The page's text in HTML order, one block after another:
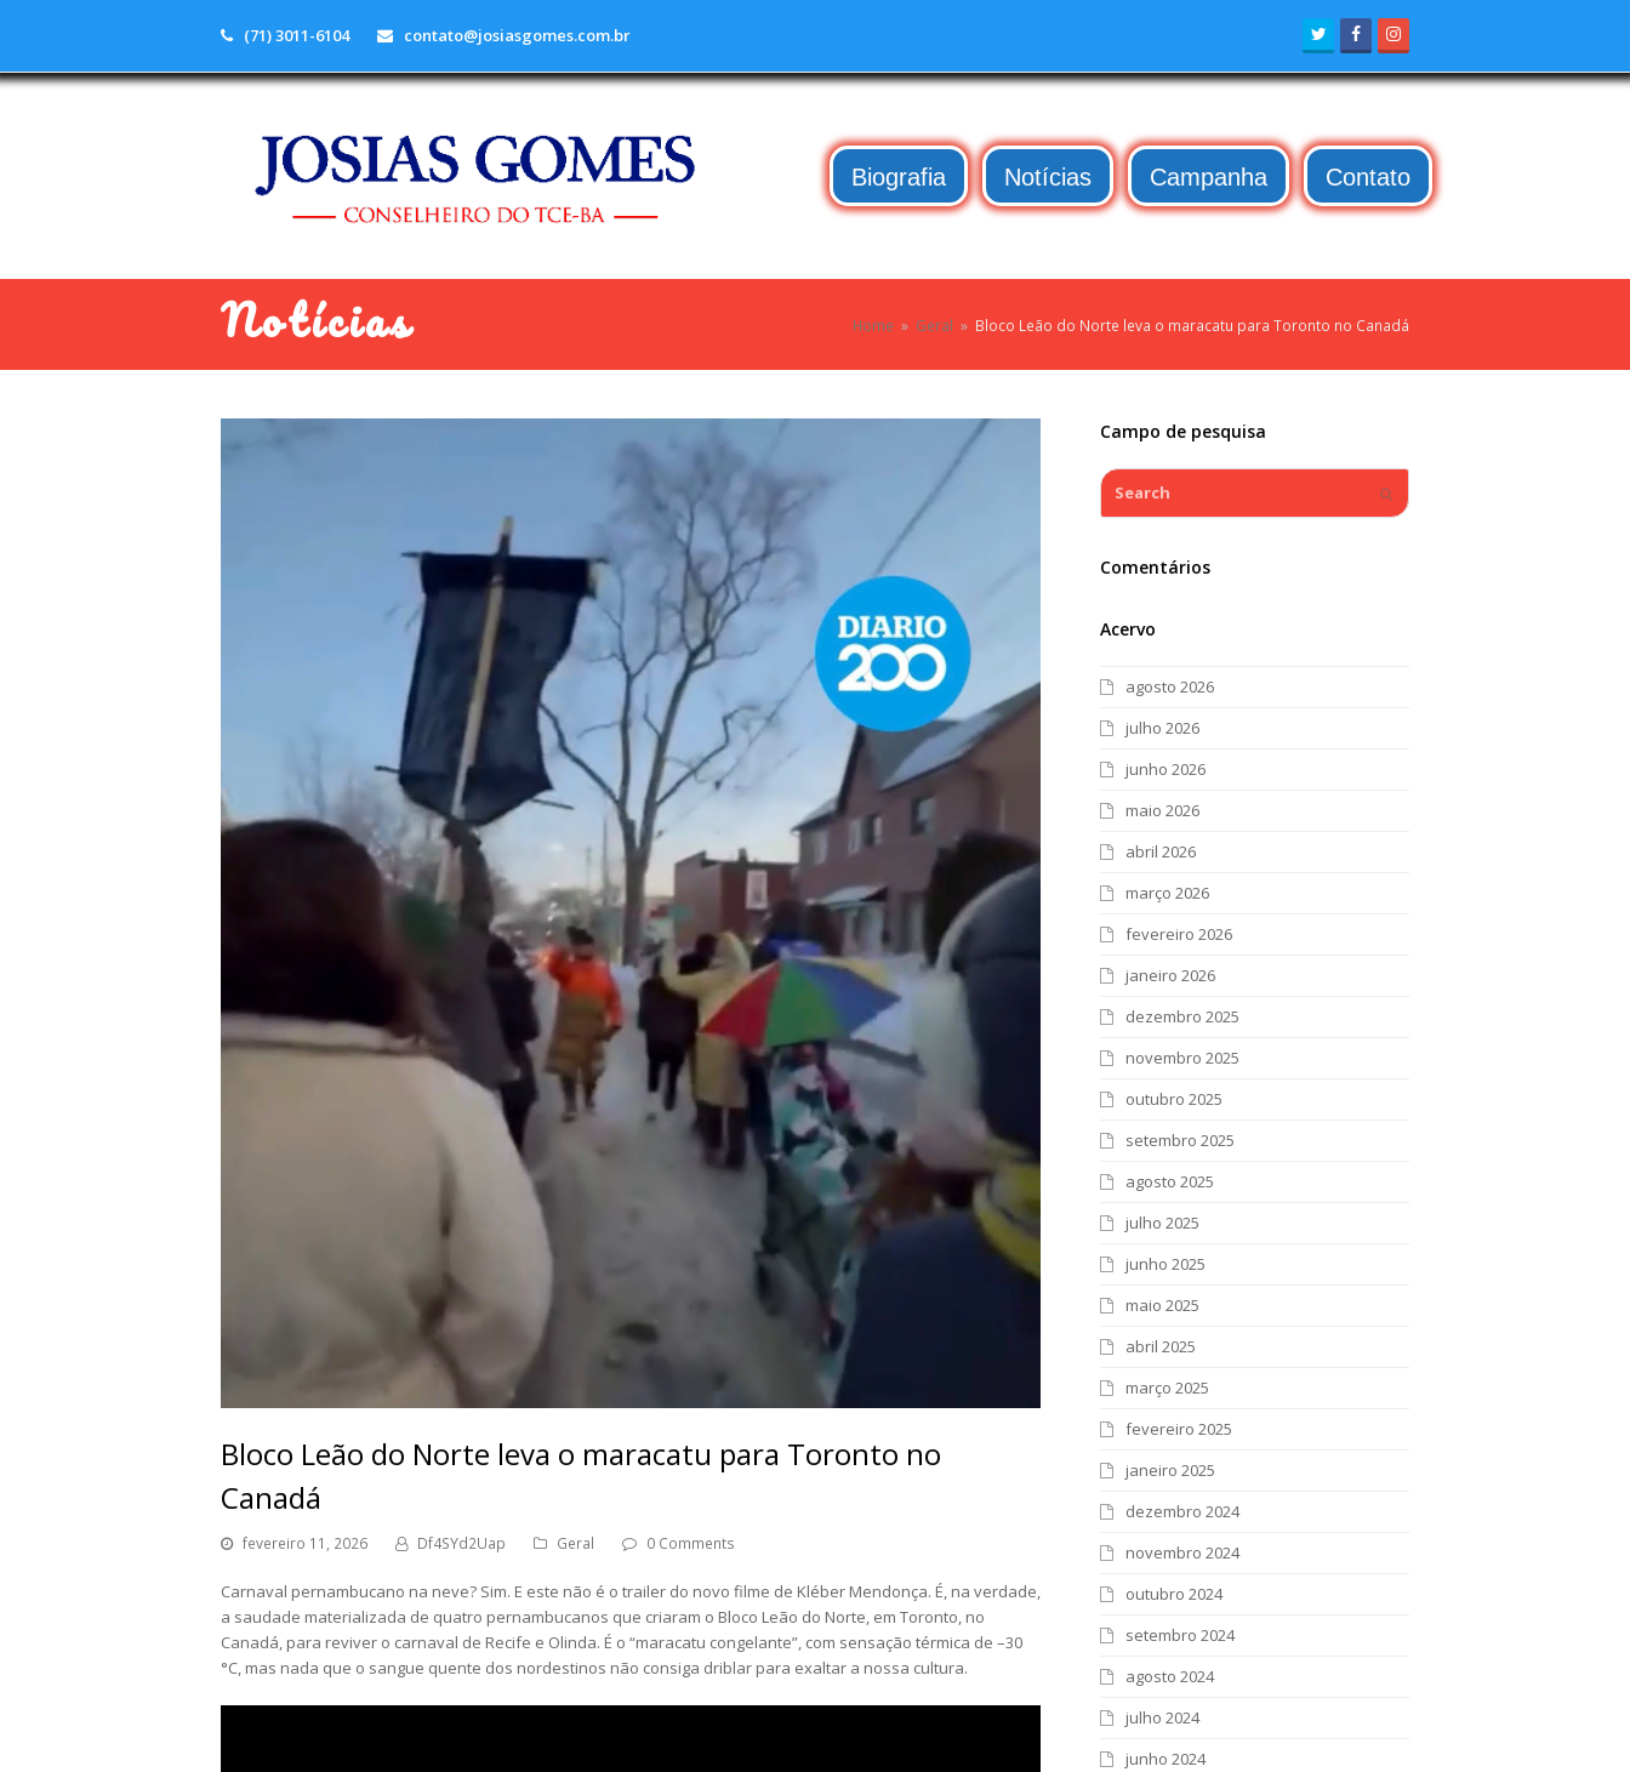
(71) 3011-6104 contato@josiasgomes.com.br TwitterFacebook
Biografia Notícias Campanha Contato
Notícias Home » Geral » Bloco Leão do Norte leva o maracatu para Toronto no Canadá
Bloco Leão do Norte leva o maracatu para Toronto no
Canadá
fevereiro 11, 2026 Df4SYd2Uap Geral 0 Comments
Carnaval pernambucano na neve? Sim. E este não é o trailer do novo filme de Kléber Mendonça. É, na verdade,
a saudade materializada de quatro pernambucanos que criaram o Bloco Leão do Norte, em Toronto, no
Canadá, para reviver o carnaval de Recife e Olinda. É o “maracatu congelante”, com sensação térmica de –30
°C, mas nada que o sangue quente dos nordestinos não consiga driblar para exaltar a nossa cultura.
Campo de pesquisa
Search
Comentários
Acervo
agosto 2026
julho 2026
junho 2026
maio 2026
abril 2026
março 2026
fevereiro 2026
janeiro 2026
dezembro 2025
novembro 2025
outubro 2025
setembro 2025
agosto 2025
julho 2025
junho 2025
maio 2025
abril 2025
março 2025
fevereiro 2025
janeiro 2025
dezembro 2024
novembro 2024
outubro 2024
setembro 2024
agosto 2024
julho 2024
junho 2024